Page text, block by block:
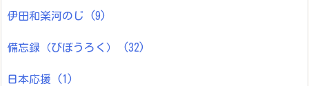
伊田和楽河のじ (9)
備忘録（びぼうろく） (32)
日本応援 (1)